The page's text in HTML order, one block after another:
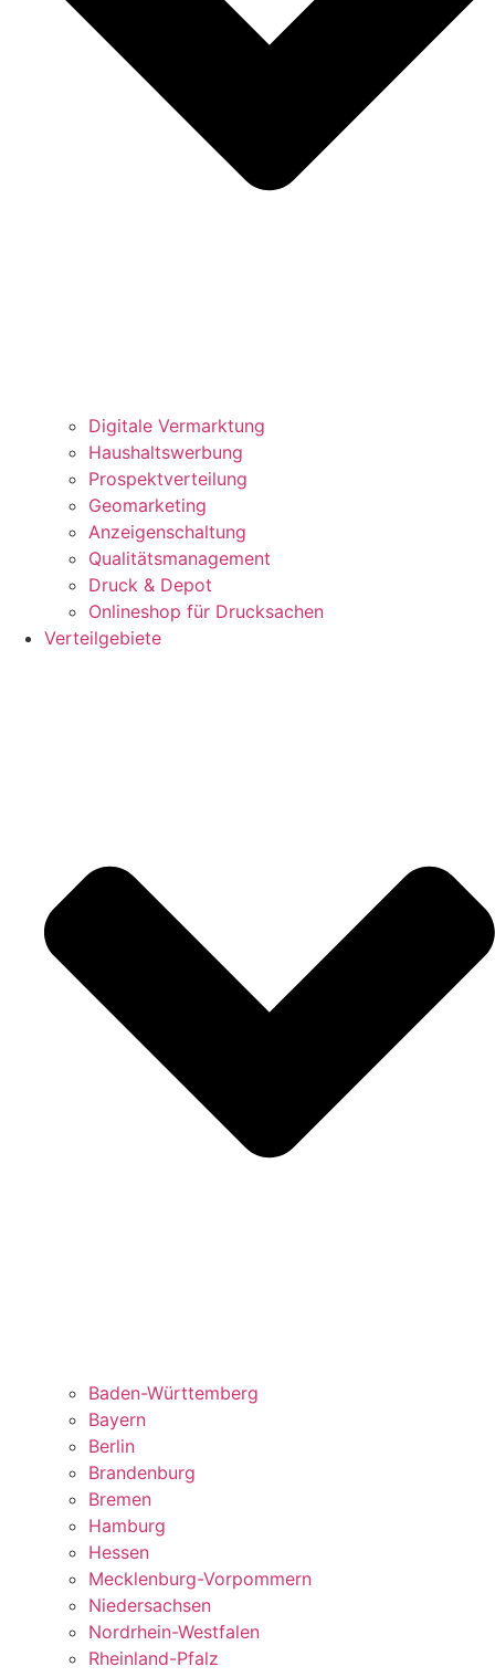
Digitale Vermarktung
Haushaltswerbung
Prospektverteilung
Geomarketing
Anzeigenschaltung
Qualitätsmanagement
Druck & Depot
Onlineshop für Drucksachen
Verteilgebiete
Baden-Württemberg
Bayern
Berlin
Brandenburg
Bremen
Hamburg
Hessen
Mecklenburg-Vorpommern
Niedersachsen
Nordrhein-Westfalen
Rheinland-Pfalz